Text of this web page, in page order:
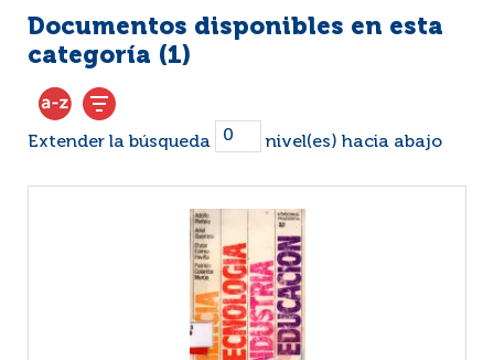
Documentos disponibles en esta
categoría (1)
Extender la búsqueda nivel(es) hacia abajo